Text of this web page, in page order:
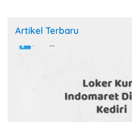
Artikel Terbaru